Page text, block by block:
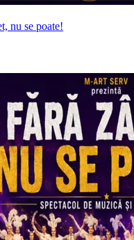
nu se poate!